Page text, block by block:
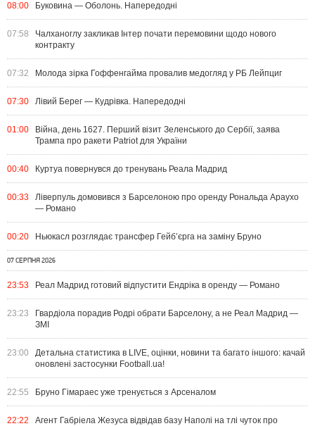
08:00 Буковина — Оболонь. Напередодні
07:58
Чалханоглу закликав Інтер почати перемовини щодо нового
контракту
07:32 Молода зірка Гоффенгайма провалив медогляд у РБ Лейпциг
07:30 Лівий Берег — Кудрівка. Напередодні
01:00
Війна, день 1627. Перший візит Зеленського до Сербії, заява
Трампа про ракети Patriot для України
00:40 Куртуа повернувся до тренувань Реала Мадрид
00:33
Ліверпуль домовився з Барселоною про оренду Рональда Араухо
— Романо
00:20 Ньюкасл розглядає трансфер Гейб’єрга на заміну Бруно
07 СЕРПНЯ 2026
23:53 Реал Мадрид готовий відпустити Ендріка в оренду — Романо
23:23
Гвардіола порадив Родрі обрати Барселону, а не Реал Мадрид —
ЗМІ
23:00
Детальна статистика в LIVE, оцінки, новини та багато іншого: качай
оновлені застосунки Football.ua!
22:55 Бруно Гімараес уже тренується з Арсеналом
22:22
Агент Габріела Жезуса відвідав базу Наполі на тлі чуток про